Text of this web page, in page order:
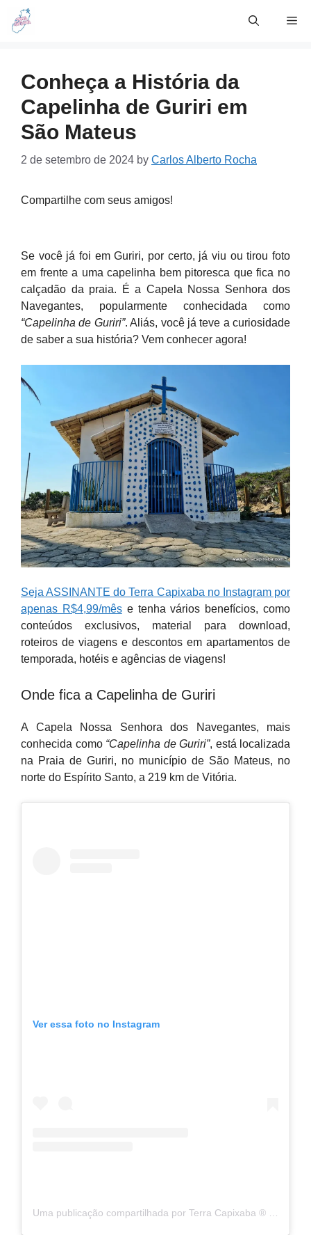
Skip
Conheça a História da
Capelinha de Guriri em
São Mateus
2 de setembro de 2024 by Carlos Alberto Rocha
Compartilhe com seus amigos!
Se você já foi em Guriri, por certo, já viu ou tirou foto
em frente a uma capelinha bem pitoresca que fica no
calçadão da praia. É a Capela Nossa Senhora dos
Navegantes, popularmente conhecidada como
“Capelinha de Guriri”. Aliás, você já teve a curiosidade
de saber a sua história? Vem conhecer agora!
Seja ASSINANTE do Terra Capixaba no Instagram por
apenas R$4,99/mêse tenha vários benefícios, como
conteúdos exclusivos, material para download,
roteiros de viagens e descontos em apartamentos de
temporada, hotéis e agências de viagens!
Onde fica a Capelinha de Guriri
A Capela Nossa Senhora dos Navegantes, mais
conhecida como “Capelinha de Guriri”, está localizada
na Praia de Guriri, no município de São Mateus, no
norte do Espírito Santo, a 219 km de Vitória.
Ver essa foto no Instagram